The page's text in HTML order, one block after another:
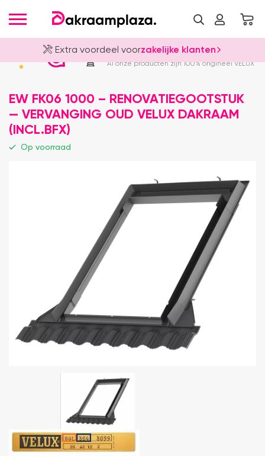
Extra voordeel voorzakelijke klanten
Officieel VELUX Dealer
Al onze producten zijn 100% origineel VELUX
EW FK06 1000 – RENOVATIEGOOTSTUK
— VERVANGING OUD VELUX DAKRAAM
(INCL.BFX)
Op voorraad